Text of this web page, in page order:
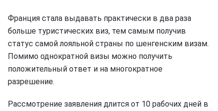
Франция стала выдавать практически в два раза
больше туристических виз, тем самым получив
статус самой лояльной страны по шенгенским визам.
Помимо однократной визы можно получить
положительный ответ и на многократное
разрешение.
Рассмотрение заявления длится от 10 рабочих дней в